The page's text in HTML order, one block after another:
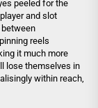
peeled for the
and slot
between
reels
it much more
lose themselves in
within reach,